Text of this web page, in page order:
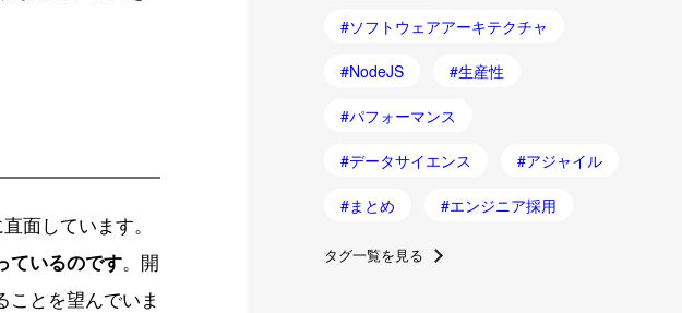
面しています。
ているのです。開
とを望んでいま
ソフトウェアアーキテクチャ
NodeJS 生産性
パフォーマンス
データサイエンス アジャイル
まとめ エンジニア採用
タグ一覧を見る